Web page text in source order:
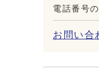
電話番号
お問い合